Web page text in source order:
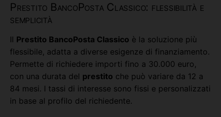
Prestito BancoPosta Classico: flessibilità e
semplicità
Il Prestito BancoPosta Classico è la soluzione più
flessibile, adatta a diverse esigenze di finanziamento.
Permette di richiedere importi fino a 30.000 euro,
con una durata del prestito che può variare da 12 a
84 mesi. I tassi di interesse sono fissi e personalizzati
in base al profilo del richiedente.